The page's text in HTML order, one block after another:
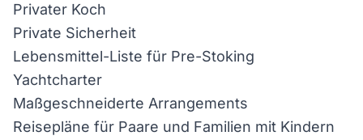
Privater Koch
Private Sicherheit
Lebensmittel-Liste für Pre-Stoking
Yachtcharter
Maßgeschneiderte Arrangements
Reisepläne für Paare und Familien mit Kindern